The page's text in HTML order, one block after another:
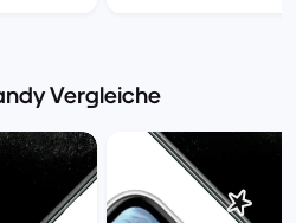
Vergleiche